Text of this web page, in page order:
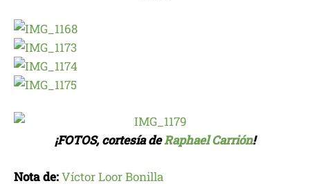
¡FOTOS, cortesía deRaphael Carrión!
Nota de:Víctor Loor Bonilla